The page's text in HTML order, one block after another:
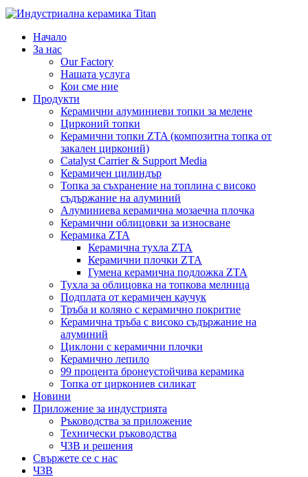
Начало
За нас
Our Factory
Нашата услуга
Кои сме ние
Продукти
Керамични алуминиеви топки за мелене
Цирконий топки
Керамични топки ZTA (композитна топка от
закален цирконий)
Catalyst Carrier & Support Media
Керамичен цилиндър
Топка за съхранение на топлина с високо
съдържание на алуминий
Алуминиева керамична мозаечна плочка
Керамични облицовки за износване
Керамика ZTA
Керамична тухла ZTA
Керамични плочки ZTA
Гумена керамична подложка ZTA
Тухла за облицовка на топкова мелница
Подплата от керамичен каучук
Тръба и коляно с керамично покритие
Керамична тръба с високо съдържание на
алуминий
Циклони с керамични плочки
Керамично лепило
99 процента бронеустойчива керамика
Топка от циркониев силикат
Новини
Приложение за индустрията
Ръководства за приложение
Технически ръководства
ЧЗВ и решения
Свържете се с нас
ЧЗВ